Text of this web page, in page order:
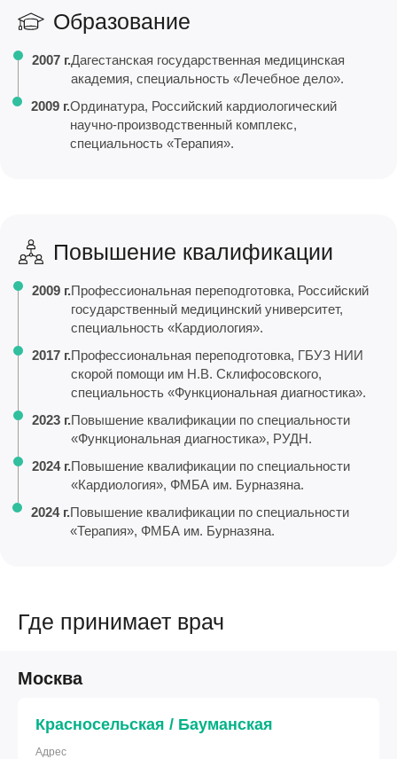
Образование
2007 г.Дагестанская государственная медицинская
академия, специальность «Лечебное дело».
2009 г.Ординатура, Российский кардиологический
научно-производственный комплекс,
специальность «Терапия».
Повышение квалификации
2009 г.Профессиональная переподготовка, Российский
государственный медицинский университет,
специальность «Кардиология».
2017 г.Профессиональная переподготовка, ГБУЗ НИИ
скорой помощи им Н.В. Склифосовского,
специальность «Функциональная диагностика».
2023 г.Повышение квалификации по специальности
«Функциональная диагностика», РУДН.
2024 г.Повышение квалификации по специальности
«Кардиология», ФМБА им. Бурназяна.
2024 г.Повышение квалификации по специальности
«Терапия», ФМБА им. Бурназяна.
Где принимает врач
Москва
Красносельская / Бауманская
Адрес